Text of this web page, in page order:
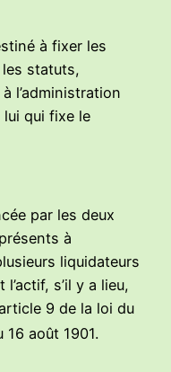
à fixer les
statuts,
l’administration
lui qui fixe le
par les deux
à
liquidateurs
s’il y a lieu,
9 de la loi du
16 août 1901.